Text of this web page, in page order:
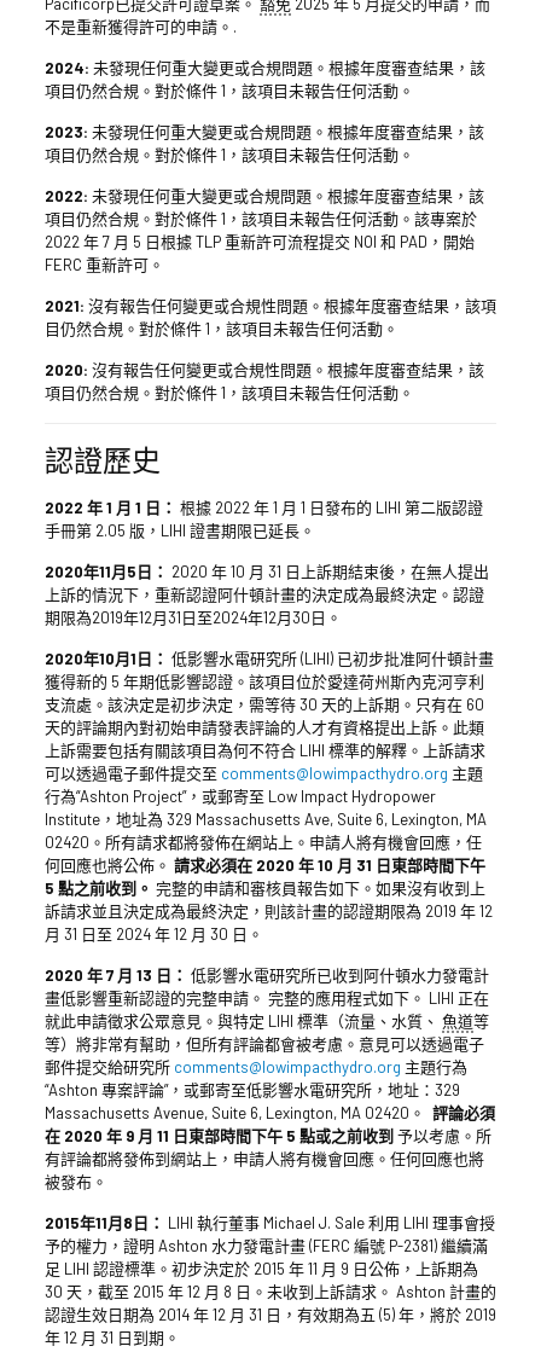
Pacificorp已提交許可證草案。 豁免2025 年 5 月提交的申請，而
不是重新獲得許可的申請。.
2024: 未發現任何重大變更或合規問題。根據年度審查結果，該
項目仍然合規。對於條件 1，該項目未報告任何活動。
2023: 未發現任何重大變更或合規問題。根據年度審查結果，該
項目仍然合規。對於條件 1，該項目未報告任何活動。
2022: 未發現任何重大變更或合規問題。根據年度審查結果，該
項目仍然合規。對於條件 1，該項目未報告任何活動。該專案於
2022 年 7 月 5 日根據 TLP 重新許可流程提交 NOI 和 PAD，開始
FERC 重新許可。
2021: 沒有報告任何變更或合規性問題。根據年度審查結果，該項
目仍然合規。對於條件 1，該項目未報告任何活動。
2020: 沒有報告任何變更或合規性問題。根據年度審查結果，該
項目仍然合規。對於條件 1，該項目未報告任何活動。
認證歷史
2022 年 1 月 1 日： 根據 2022 年 1 月 1 日發布的 LIHI 第二版認證
手冊第 2.05 版，LIHI 證書期限已延長。
2020年11月5日： 2020 年 10 月 31 日上訴期結束後，在無人提出
上訴的情況下，重新認證阿什頓計畫的決定成為最終決定。認證
期限為2019年12月31日至2024年12月30日。
2020年10月1日： 低影響水電研究所 (LIHI) 已初步批准阿什頓計畫
獲得新的 5 年期低影響認證。該項目位於愛達荷州斯內克河亨利
支流處。該決定是初步決定，需等待 30 天的上訴期。只有在 60
天的評論期內對初始申請發表評論的人才有資格提出上訴。此類
上訴需要包括有關該項目為何不符合 LIHI 標準的解釋。上訴請求
可以透過電子郵件提交至 comments@lowimpacthydro.org 主題
行為“Ashton Project”，或郵寄至 Low Impact Hydropower
Institute，地址為 329 Massachusetts Ave, Suite 6, Lexington, MA
02420。所有請求都將發佈在網站上。申請人將有機會回應，任
何回應也將公佈。 請求必須在 2020 年 10 月 31 日東部時間下午
5 點之前收到。 完整的申請和審核員報告如下。如果沒有收到上
訴請求並且決定成為最終決定，則該計畫的認證期限為 2019 年 12
月 31 日至 2024 年 12 月 30 日。
2020 年 7 月 13 日： 低影響水電研究所已收到阿什頓水力發電計
畫低影響重新認證的完整申請。 完整的應用程式如下。 LIHI 正在
就此申請徵求公眾意見。與特定 LIHI 標準（流量、水質、 魚道等
等）將非常有幫助，但所有評論都會被考慮。意見可以透過電子
郵件提交給研究所 comments@lowimpacthydro.org 主題行為
“Ashton 專案評論”，或郵寄至低影響水電研究所，地址：329
Massachusetts Avenue, Suite 6, Lexington, MA 02420。 評論必須
在 2020 年 9 月 11 日東部時間下午 5 點或之前收到 予以考慮。所
有評論都將發佈到網站上，申請人將有機會回應。任何回應也將
被發布。
2015年11月8日： LIHI 執行董事 Michael J. Sale 利用 LIHI 理事會授
予的權力，證明 Ashton 水力發電計畫 (FERC 編號 P-2381) 繼續滿
足 LIHI 認證標準。初步決定於 2015 年 11 月 9 日公佈，上訴期為
30 天，截至 2015 年 12 月 8 日。未收到上訴請求。 Ashton 計畫的
認證生效日期為 2014 年 12 月 31 日，有效期為五 (5) 年，將於 2019
年 12 月 31 日到期。